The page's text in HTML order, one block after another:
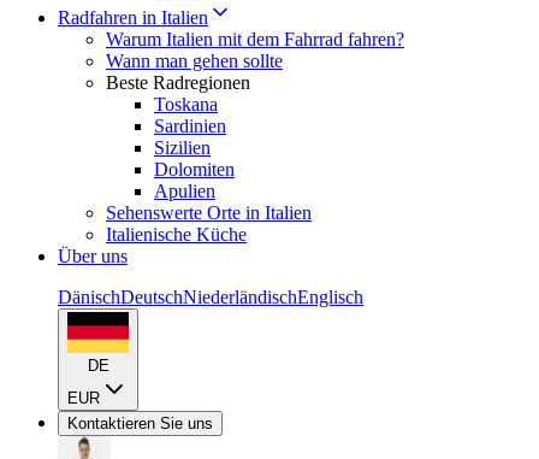
Radfahren in Italien
Warum Italien mit dem Fahrrad fahren?
Wann man gehen sollte
Beste Radregionen
Toskana
Sardinien
Sizilien
Dolomiten
Apulien
Sehenswerte Orte in Italien
Italienische Küche
Über uns
DänischDeutschNiederländischEnglisch
DE
EUR
Kontaktieren Sie uns